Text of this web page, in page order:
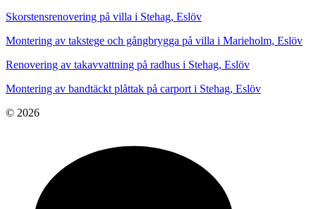
Skorstensrenovering på villa i Stehag, Eslöv
Montering av takstege och gångbrygga på villa i Marieholm, Eslöv
Renovering av takavvattning på radhus i Stehag, Eslöv
Montering av bandtäckt plåttak på carport i Stehag, Eslöv
© 2026